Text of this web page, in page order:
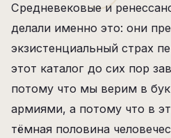
Средневековые и
делали именно это: они
экзистенциальный страх
этот каталог до сих пор
потому что мы верим в
армиями, а потому что в
тёмная половина